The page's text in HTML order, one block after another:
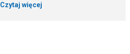
Czytaj więcej